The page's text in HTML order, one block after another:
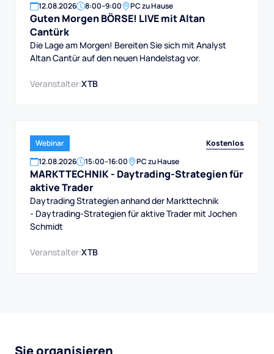
12.08.2026 8:00–9:00 PC zu Hause
Guten Morgen BÖRSE! LIVE mit Altan
Cantürk
Die Lage am Morgen! Bereiten Sie sich mit Analyst
Altan Cantür auf den neuen Handelstag vor.
Veranstalter:XTB
Webinar
Kostenlos
12.08.2026 15:00–16:00 PC zu Hause
MARKTTECHNIK - Daytrading-Strategien für
aktive Trader
Daytrading Strategien anhand der Markttechnik
- Daytrading-Strategien für aktive Trader mit Jochen
Schmidt
Veranstalter:XTB
Sie organisieren